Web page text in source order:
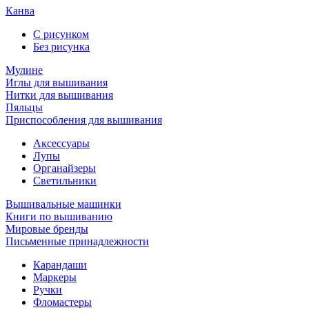
Канва
С рисунком
Без рисунка
Мулине
Иглы для вышивания
Нитки для вышивания
Пяльцы
Приспособления для вышивания
Аксессуары
Лупы
Органайзеры
Светильники
Вышивальные машинки
Книги по вышиванию
Мировые бренды
Письменные принадлежности
Карандаши
Маркеры
Ручки
Фломастеры